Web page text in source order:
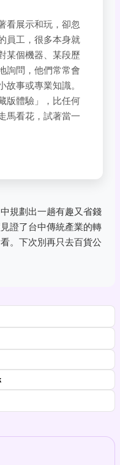
看展示和玩，卻忽
員工，很多本身就
某個機器、某段歷
詢問，他們常常會
事或專業知識。
版體驗」，比任何
馬看花，試著當一
規劃出一趟有趣又省錢
證了台中傳統產業的轉
。下次別再只去百貨公